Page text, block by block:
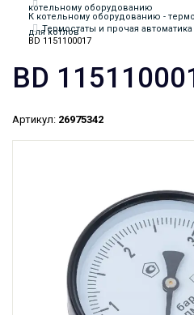
котельному оборудованию
К котельному оборудованию -
для котлов
Термостаты и прочая
BD 1151100017
BD
Артикул: 26975342